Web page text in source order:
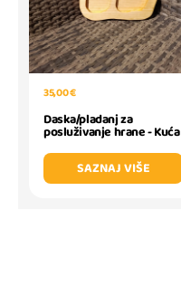
35,00 €
Daska/pladanj za
posluživanje hrane - Kuća
SAZNAJ VIŠE